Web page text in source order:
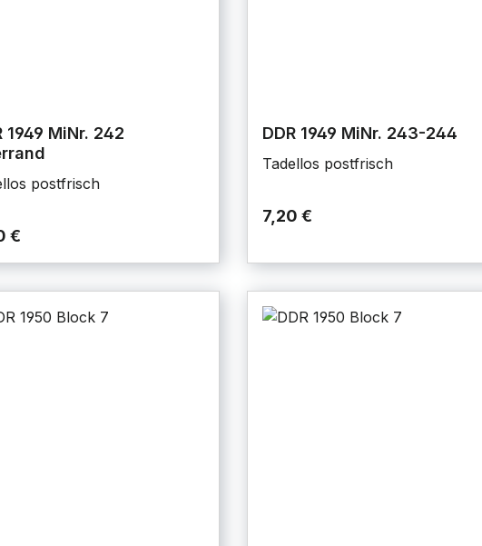
1949 MiNr. 242
postfrisch
€
DDR 1949 MiNr. 243-244
Tadellos postfrisch
7,20 €